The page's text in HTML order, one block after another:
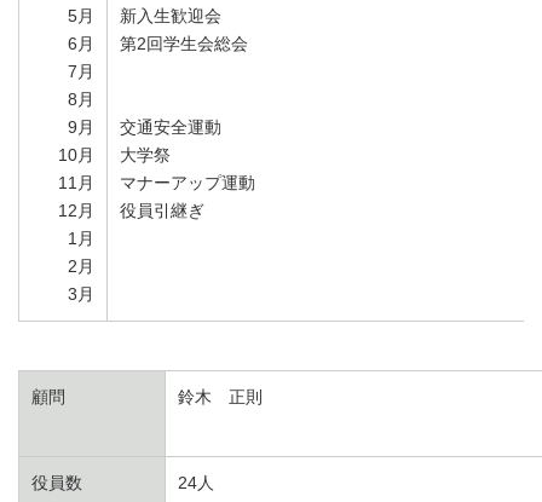
5月
6月
7月
8月
9月
10月
11月
12月
1月
2月
3月
新入生歓迎会
第2回学生会総会
交通安全運動
大学祭
マナーアップ運動
役員引継ぎ
顧問 鈴木 正則
役員数 24人